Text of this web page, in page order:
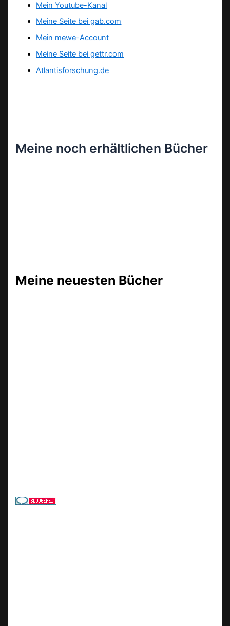
Mein Youtube-Kanal
Meine Seite bei gab.com
Mein mewe-Account
Meine Seite bei gettr.com
Atlantisforschung.de
Meine noch erhältlichen Bücher
Meine neuesten Bücher